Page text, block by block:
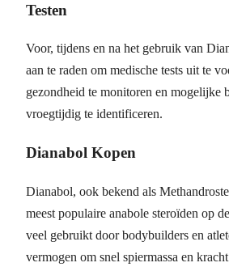
Testen
Voor, tijdens en na het gebruik van
aan te raden om medische tests uit te
gezondheid te monitoren en mogelijke
vroegtijdig te identificeren.
Dianabol Kopen
Dianabol, ook bekend als
meest populaire anabole steroïden op
veel gebruikt door bodybuilders en
vermogen om snel spiermassa en